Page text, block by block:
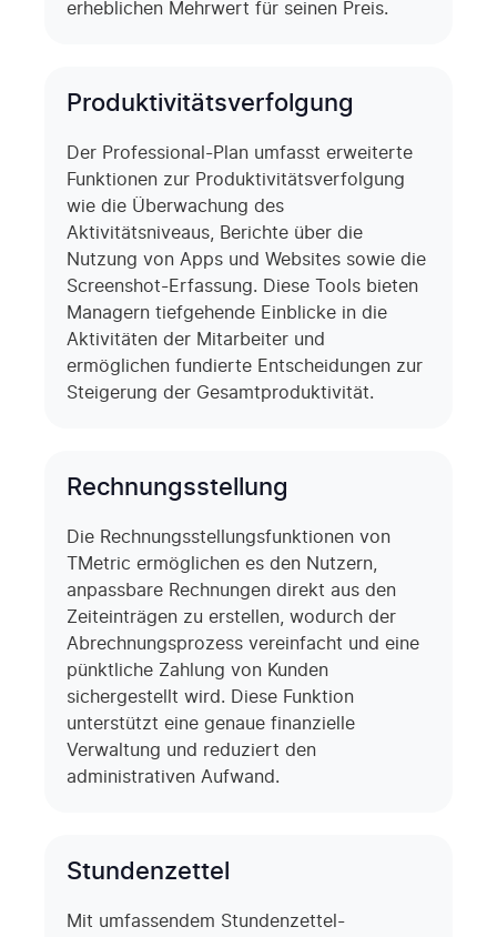
erheblichen Mehrwert für seinen Preis.
Produktivitäts­verfolgung
Der Professional-Plan umfasst erweiterte
Funktionen zur Produktivitätsverfolgung
wie die Überwachung des
Aktivitätsniveaus, Berichte über die
Nutzung von Apps und Websites sowie die
Screenshot-Erfassung. Diese Tools bieten
Managern tiefgehende Einblicke in die
Aktivitäten der Mitarbeiter und
ermöglichen fundierte Entscheidungen zur
Steigerung der Gesamtproduktivität.
Rechnungsstellung
Die Rechnungsstellungsfunktionen von
TMetric ermöglichen es den Nutzern,
anpassbare Rechnungen direkt aus den
Zeiteinträgen zu erstellen, wodurch der
Abrechnungsprozess vereinfacht und eine
pünktliche Zahlung von Kunden
sichergestellt wird. Diese Funktion
unterstützt eine genaue finanzielle
Verwaltung und reduziert den
administrativen Aufwand.
Stundenzettel
Mit umfassendem Stundenzettel-